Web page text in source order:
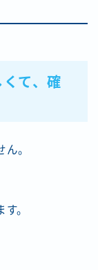
て、確
。
。